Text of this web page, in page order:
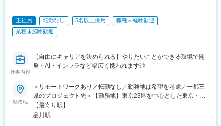
正社員 転勤なし 5名以上採用
職種未経験歓迎
業種未経験歓迎
仕事内容
【自由にキャリアを決められる】やりたいことができる環境で開
発・AI・インフラなど幅広く携われます◎
勤務地
＜リモートワークあり／転勤なし／勤務地は希望を考慮／一都三
県のプロジェクト先＞【勤務地】東京23区を中心とした東京・神
奈川・千葉・埼玉のプロジェクト先での勤務※リモートワークや在
宅勤務の案件多数※転勤はありません※受動喫煙対策あり■東京本
【最寄り駅】
品川駅